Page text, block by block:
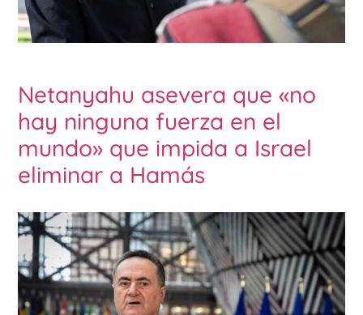
Netanyahu asevera que «no
hay ninguna fuerza en el
mundo» que impida a Israel
eliminar a Hamás